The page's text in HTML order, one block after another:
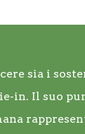
sia i
in. Il suo